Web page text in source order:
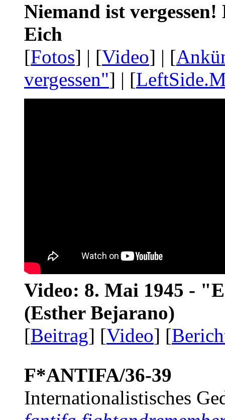
Niemand ist
Eich
[Fotos] | [Video] | [
vergessen"] | [
Video: 8. Mai 1945 -
(Esther Bejarano)
[Beitrag] [Video] [
F*ANTIFA/36-39
Internationalistisches